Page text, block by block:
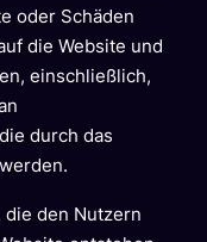
oder Schäden
die Website und
einschließlich,
durch das
die den Nutzern